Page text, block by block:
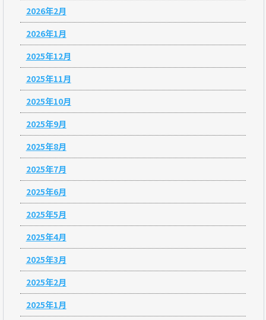
2026年2月
2026年1月
2025年12月
2025年11月
2025年10月
2025年9月
2025年8月
2025年7月
2025年6月
2025年5月
2025年4月
2025年3月
2025年2月
2025年1月